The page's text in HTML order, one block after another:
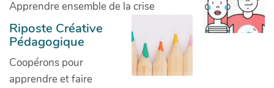
Apprendre ensemble de la crise
Riposte Créative
Pédagogique
Coopérons pour
apprendre et faire